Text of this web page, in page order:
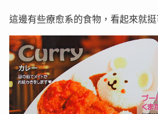
這邊有些療愈系的食物，看起來就挺